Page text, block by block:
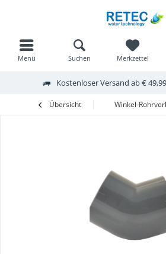
Kostenloser Versand ab €
Menü Merkzettel
Suchen
Übersicht Winkel-